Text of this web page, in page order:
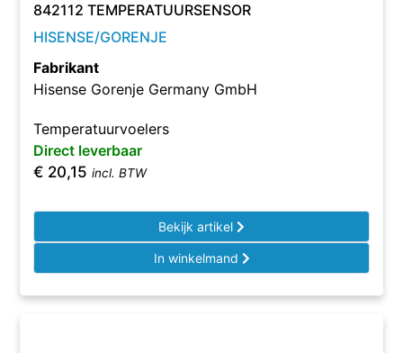
842112 TEMPERATUURSENSOR
HISENSE/GORENJE
Fabrikant
Hisense Gorenje Germany GmbH
Temperatuurvoelers
Direct leverbaar
€ 20,15 incl. BTW
Bekijk artikel
In winkelmand